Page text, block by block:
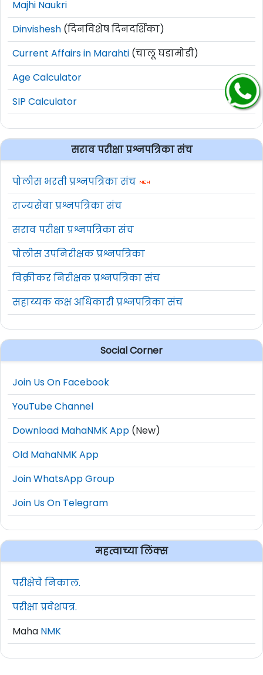
Majhi Naukri
Dinvishesh(दिनविशेष दिनदर्शिका)
Current Affairs in Marahti(चालू घडामोडी)
Age Calculator
SIP Calculator
सराव परीक्षा प्रश्नपत्रिका संच
पोलीस भरती प्रश्नपत्रिका संच
राज्यसेवा प्रश्नपत्रिका संच
सराव परीक्षा प्रश्नपत्रिका संच
पोलीस उपनिरीक्षक प्रश्नपत्रिका
विक्रीकर निरीक्षक प्रश्नपत्रिका संच
सहाय्यक कक्ष अधिकारी प्रश्नपत्रिका संच
Social Corner
Join Us On Facebook
YouTube Channel
Download MahaNMK App(New)
Old MahaNMK App
Join WhatsApp Group
Join Us On Telegram
महत्वाच्या लिंक्स
परीक्षेचे निकाल.
परीक्षा प्रवेशपत्र.
MahaNMK